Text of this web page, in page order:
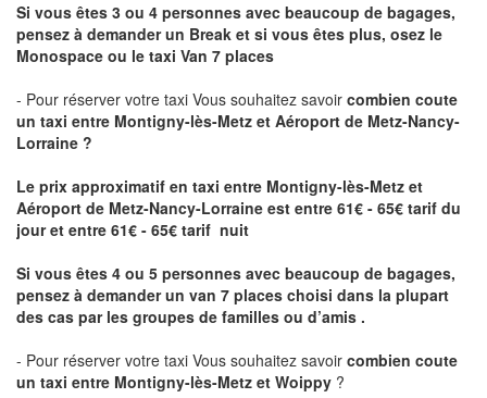
Si vous êtes 3 ou 4 personnes avec beaucoup de bagages,
pensez à demander un Break et si vous êtes plus, osez le
Monospace ou le taxi Van 7 places
- Pour réserver votre taxi Vous souhaitez savoir combien coute
un taxi entre Montigny-lès-Metz et Aéroport de Metz-Nancy-
Lorraine ?
Le prix approximatif en taxi entre Montigny-lès-Metz et
Aéroport de Metz-Nancy-Lorraine est entre 61€ - 65€ tarif du
jour et entre 61€ - 65€ tarif nuit
Si vous êtes 4 ou 5 personnes avec beaucoup de bagages,
pensez à demander un van 7 places choisi dans la plupart
des cas par les groupes de familles ou d’amis .
- Pour réserver votre taxi Vous souhaitez savoir combien coute
un taxi entre Montigny-lès-Metz et Woippy ?